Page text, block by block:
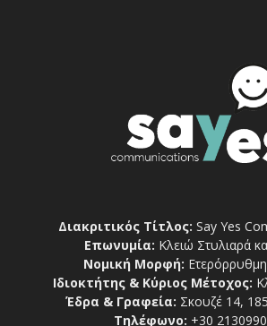
Διακριτικός Τίτλος: Say Yes
Επωνυμία: Κλειώ Στυλιαρά
Νομική Μορφή: Ετερόρρυθμη
Ιδιοκτήτης & Κύριος Μέτοχος:
Έδρα & Γραφεία: Σκουζέ 14,
Τηλέφωνο: +30